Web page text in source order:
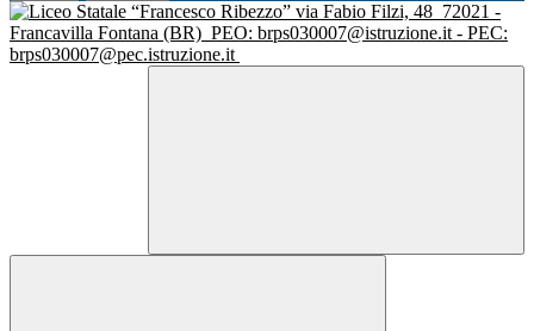
via Fabio Filzi, 48 72021 -
Francavilla Fontana (BR) PEO: brps030007@istruzione.it - PEC:
brps030007@pec.istruzione.it